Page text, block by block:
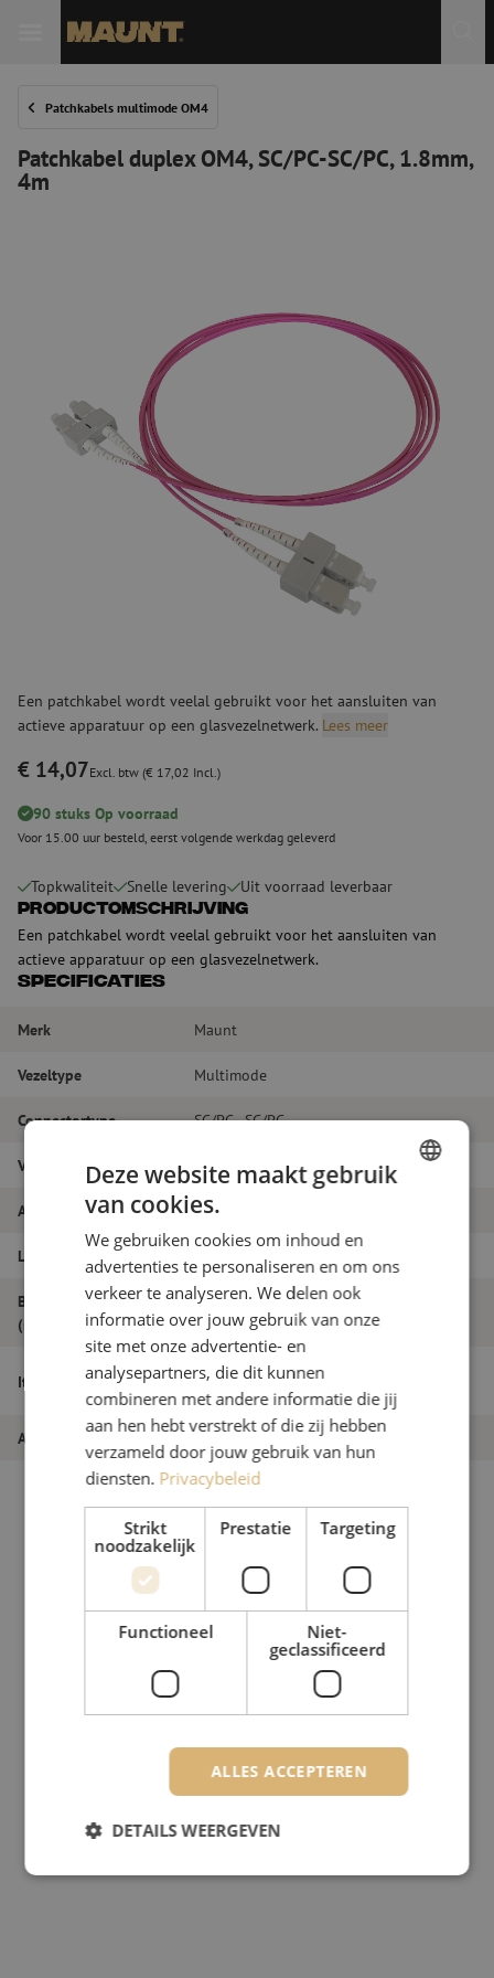
Patchkabels multimode OM4
Patchkabel duplex OM4, SC/PC-SC/PC, 1.8mm,
4m
Een patchkabel wordt veelal gebruikt voor het aansluiten van
actieve apparatuur op een glasvezelnetwerk. Lees meer
€ 14,07Excl. btw (€ 17,02 Incl.)
90 stuks Op voorraad
Voor 15.00 uur besteld, eerst volgende werkdag geleverd
Topkwaliteit Snelle levering Uit voorraad leverbaar
Productomschrijving
Een patchkabel wordt veelal gebruikt voor het aansluiten van
actieve apparatuur op een glasvezelnetwerk.
Specificaties
Merk Maunt
Vezeltype Multimode
Connectortype SC/PC - SC/PC
Vezelsoort OM4
Aantal vezels Duplex
Lengte
Buitendiameter
(mm)
1.8
Itemnaam
Patchkabel duplex OM4, SC/PC-SC/PC,
1.8mm, 4m
Artikelnummer M20000079
Deze website maakt gebruik
van cookies.
We gebruiken cookies om inhoud en
advertenties te personaliseren en om ons
verkeer te analyseren. We delen ook
informatie over jouw gebruik van onze
site met onze advertentie- en
analysepartners, die dit kunnen
combineren met andere informatie die jij
aan hen hebt verstrekt of die zij hebben
verzameld door jouw gebruik van hun
diensten. Privacybeleid
Strikt
noodzakelijk
Prestatie Targeting
Functioneel
Niet-
geclassificeerd
ALLES ACCEPTEREN
DETAILS WEERGEVEN